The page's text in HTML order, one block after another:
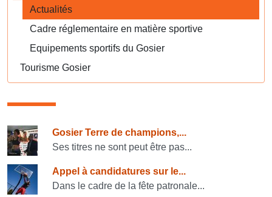
Actualités
Cadre réglementaire en matière sportive
Equipements sportifs du Gosier
Tourisme Gosier
Consulter également
Gosier Terre de champions,...
Ses titres ne sont peut être pas...
Appel à candidatures sur le...
Dans le cadre de la fête patronale...